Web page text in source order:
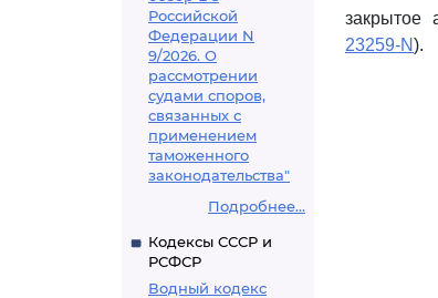
Российской
Федерации N
9/2026. О
рассмотрении
судами споров,
связанных с
применением
таможенного
законодательства"
Подробнее...
Кодексы СССР и
РСФСР
Водный кодекс
закрытое
23259-N).